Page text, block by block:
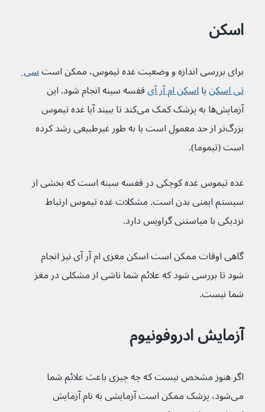
اسکن
برای بررسی اندازه و وضعیت غده تیموس، ممکن است سی
تی اسکنیا اسکن ام آر آی قفسه سینه انجام شود. این
آزمایش‌ها به پزشک کمک می‌کند تا ببیند آیا غده تیموس
بزرگ‌تر از حد معمول است یا به طور غیرطبیعی رشد کرده
است (تیموما).
غده تیموس غده کوچکی در قفسه سینه است که بخشی از
سیستم ایمنی بدن است. مشکلات غده تیموس ارتباط
نزدیکی با میاستنی گراویس دارد.
گاهی اوقات ممکن است اسکن مغزی ام آر آی نیز انجام
شود تا بررسی شود که علائم شما ناشی از مشکلی در مغز
شما نیست.
آزمایش ادروفونیوم
اگر هنوز مشخص نیست که چه چیزی باعث علائم شما
می‌شود، پزشک ممکن است آزمایشی به نام آزمایش